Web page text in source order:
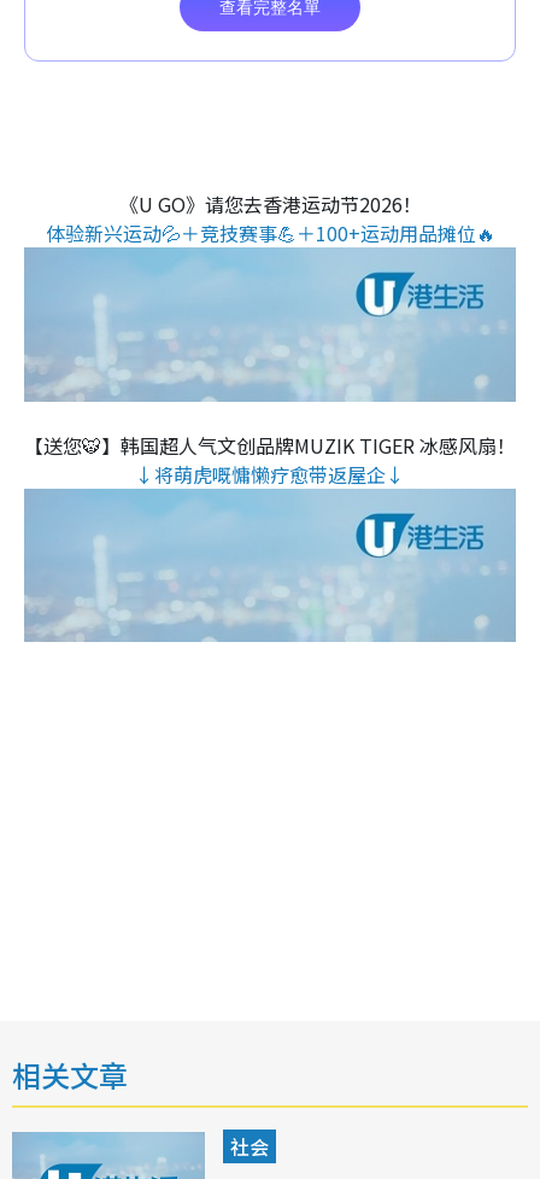
《U GO》请您去香港运动节2026！
体验新兴运动💦＋竞技赛事💪＋100+运动用品摊位🔥
【送您🐯】韩国超人气文创品牌MUZIK TIGER 冰感风扇！
↓将萌虎嘅慵懒疗愈带返屋企↓
相关文章
社会